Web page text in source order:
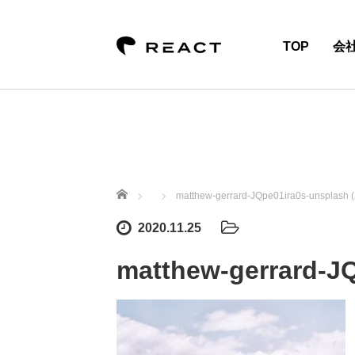
TOP 会
ホーム matthew-gerrard-JQpe01ira0s-unsplash
2020.11.25
matthew-gerrard-